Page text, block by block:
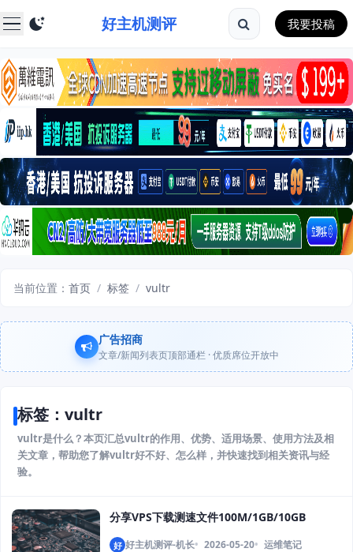
好主机测评 我要投稿
当前位置： 首页 / 标签 / vultr
广告招商
文章/新闻列表页顶部通栏 · 优质席位开放中
标签：vultr
vultr是什么？本页汇总vultr的作用、优势、适用场景、使用方法及相
关文章，帮助您了解vultr好不好、怎么样，并快速找到相关资讯与经
验。
分享VPS下载测速文件100M/1GB/10GB
好 好主机测评-机长 2026-05-20 运维笔记